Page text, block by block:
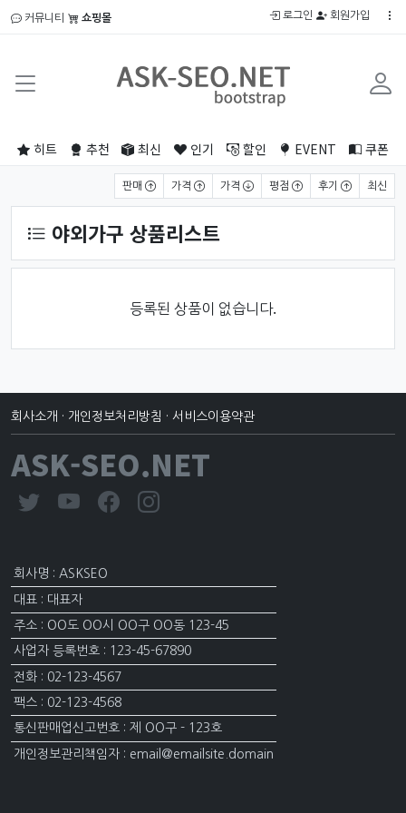
커뮤니티 쇼핑몰 로그인 회원가입
히트 추천 최신 인기 할인 EVENT 쿠폰
판매 가격 가격 평점 후기 최신
야외가구 상품리스트
등록된 상품이 없습니다.
회사소개 · 개인정보처리방침 · 서비스이용약관
ASK-SEO.NET
회사명 : ASKSEO
대표 : 대표자
주소 : OO도 OO시 OO구 OO동 123-45
사업자 등록번호 : 123-45-67890
전화 : 02-123-4567
팩스 : 02-123-4568
통신판매업신고번호 : 제 OO구 - 123호
개인정보관리책임자 : email@emailsite.domain